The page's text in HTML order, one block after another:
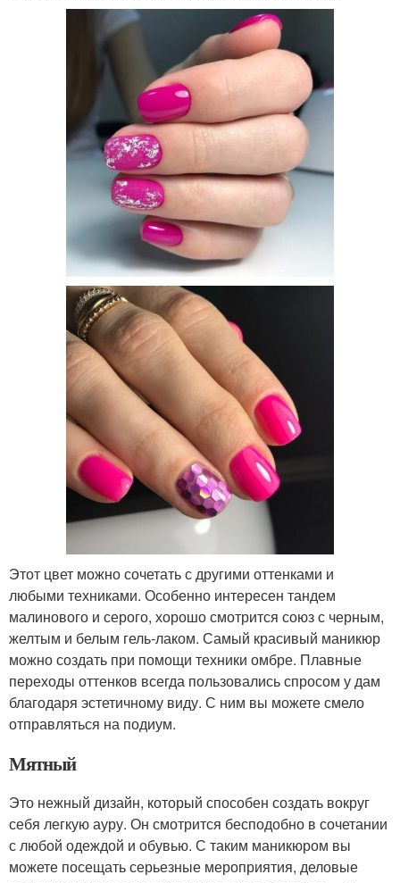
Этот цвет можно сочетать с другими оттенками и
любыми техниками. Особенно интересен тандем
малинового и серого, хорошо смотрится союз с черным,
желтым и белым гель-лаком. Самый красивый маникюр
можно создать при помощи техники омбре. Плавные
переходы оттенков всегда пользовались спросом у дам
благодаря эстетичному виду. С ним вы можете смело
отправляться на подиум.
Мятный
Это нежный дизайн, который способен создать вокруг
себя легкую ауру. Он смотрится бесподобно в сочетании
с любой одеждой и обувью. С таким маникюром вы
можете посещать серьезные мероприятия, деловые